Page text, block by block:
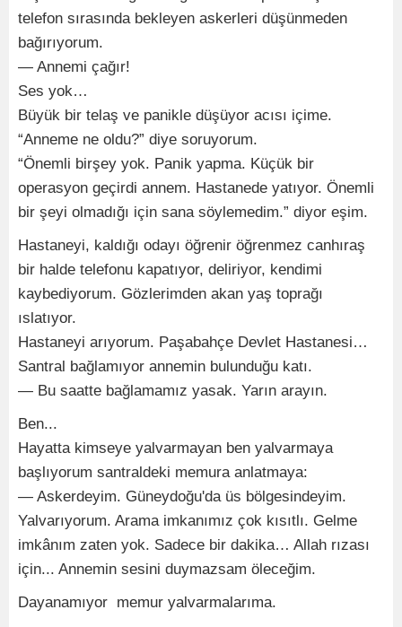
telefon sırasında bekleyen askerleri düşünmeden
bağırıyorum.
— Annemi çağır!
Ses yok…
Büyük bir telaş ve panikle düşüyor acısı içime.
“Anneme ne oldu?” diye soruyorum.
“Önemli birşey yok. Panik yapma. Küçük bir
operasyon geçirdi annem. Hastanede yatıyor. Önemli
bir şeyi olmadığı için sana söylemedim.” diyor eşim.
Hastaneyi, kaldığı odayı öğrenir öğrenmez canhıraş
bir halde telefonu kapatıyor, deliriyor, kendimi
kaybediyorum. Gözlerimden akan yaş toprağı
ıslatıyor.
Hastaneyi arıyorum. Paşabahçe Devlet Hastanesi…
Santral bağlamıyor annemin bulunduğu katı.
— Bu saatte bağlamamız yasak. Yarın arayın.
Ben...
Hayatta kimseye yalvarmayan ben yalvarmaya
başlıyorum santraldeki memura anlatmaya:
— Askerdeyim. Güneydoğu'da üs bölgesindeyim.
Yalvarıyorum. Arama imkanımız çok kısıtlı. Gelme
imkânım zaten yok. Sadece bir dakika… Allah rızası
için... Annemin sesini duymazsam öleceğim.
Dayanamıyor memur yalvarmalarıma.